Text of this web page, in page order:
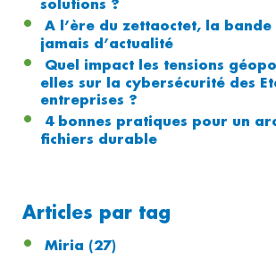
solutions ?
A l’ère du zettaoctet, la bande
jamais d’actualité
Quel impact les tensions
elles sur la cybersécurité des
entreprises ?
4 bonnes pratiques pour un
fichiers durable
Articles par tag
Miria (27)